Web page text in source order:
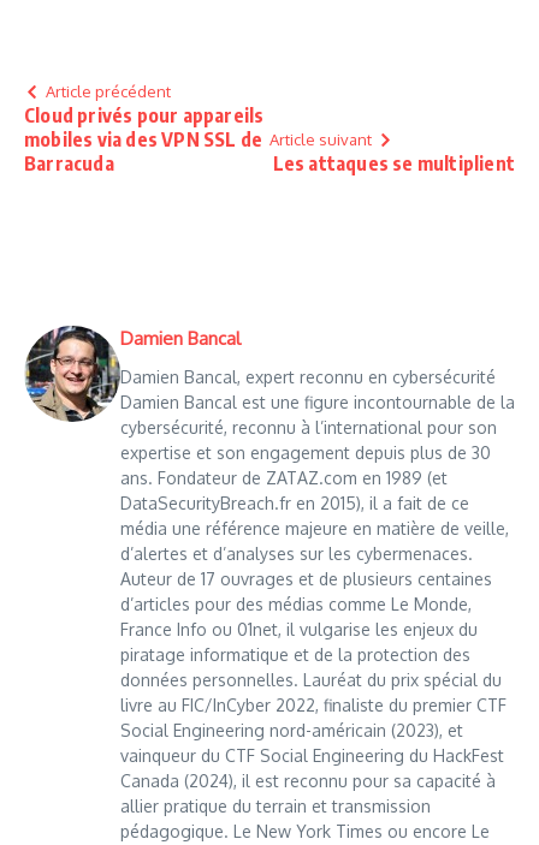
Article précédent
Cloud privés pour appareils
mobiles via des VPN SSL de
Barracuda
Article suivant
Les attaques se multiplient
Damien Bancal
Damien Bancal, expert reconnu en cybersécurité
Damien Bancal est une figure incontournable de la
cybersécurité, reconnu à l’international pour son
expertise et son engagement depuis plus de 30
ans. Fondateur de ZATAZ.com en 1989 (et
DataSecurityBreach.fr en 2015), il a fait de ce
média une référence majeure en matière de veille,
d’alertes et d’analyses sur les cybermenaces.
Auteur de 17 ouvrages et de plusieurs centaines
d’articles pour des médias comme Le Monde,
France Info ou 01net, il vulgarise les enjeux du
piratage informatique et de la protection des
données personnelles. Lauréat du prix spécial du
livre au FIC/InCyber 2022, finaliste du premier CTF
Social Engineering nord-américain (2023), et
vainqueur du CTF Social Engineering du HackFest
Canada (2024), il est reconnu pour sa capacité à
allier pratique du terrain et transmission
pédagogique. Le New York Times ou encore Le